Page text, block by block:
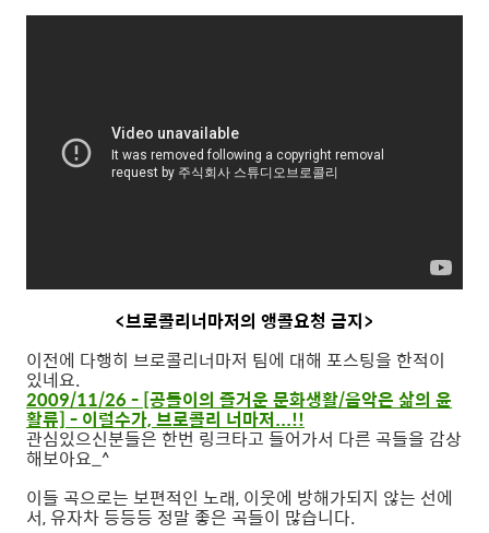
<브로콜리너마저의 앵콜요청 금지>
이전에 다행히 브로콜리너마저 팀에 대해 포스팅을 한적이
있네요.
2009/11/26 - [공돌이의 즐거운 문화생활/음악은 삶의 윤
활류] - 이럴수가, 브로콜리 너마저...!!
관심있으신분들은 한번 링크타고 들어가서 다른 곡들을 감상
해보아요_^
이들 곡으로는 보편적인 노래, 이웃에 방해가되지 않는 선에
서, 유자차 등등등 정말 좋은 곡들이 많습니다.